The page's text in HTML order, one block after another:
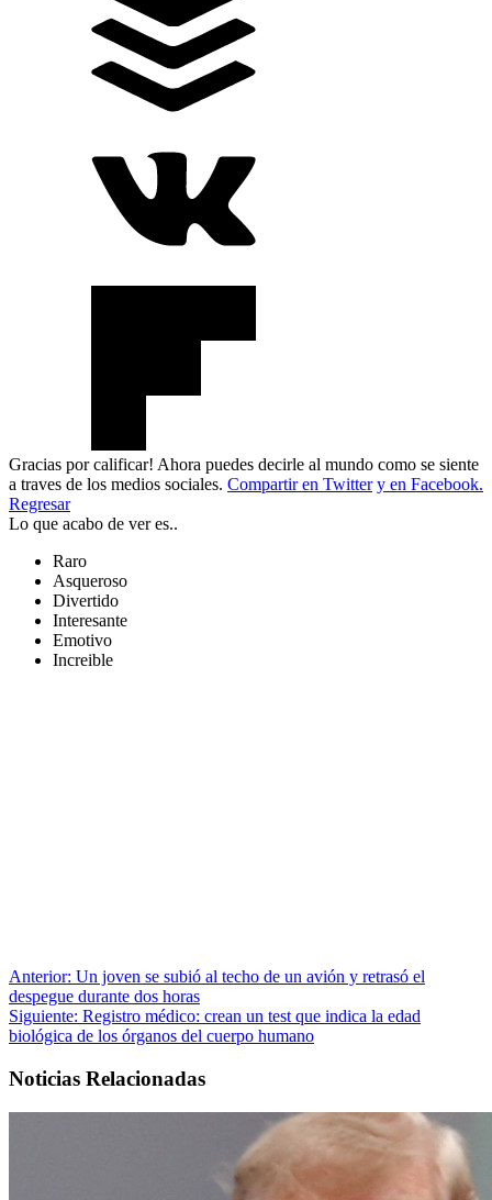
Gracias por calificar! Ahora puedes decirle al mundo como se siente
a traves de los medios sociales. Compartir en Twitter y en Facebook.
Regresar
Lo que acabo de ver es..
Raro
Asqueroso
Divertido
Interesante
Emotivo
Increible
Anterior: Un joven se subió al techo de un avión y retrasó el
despegue durante dos horas
Siguiente: Registro médico: crean un test que indica la edad
biológica de los órganos del cuerpo humano
Noticias Relacionadas